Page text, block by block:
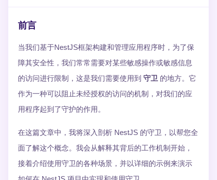
前言
当我们基于NestJS框架构建和管理应用程序时，为了保
障其安全性，我们常常需要对某些敏感操作或敏感信息
的访问进行限制，这是我们需要使用到 守卫 的地方。它
作为一种可以阻止未经授权的访问的机制，对我们的应
用程序起到了守护的作用。
在这篇文章中，我将深入剖析 NestJS 的守卫，以帮您全
面了解这个概念。我会从解释其背后的工作机制开始，
接着介绍使用守卫的各种场景，并以详细的示例来演示